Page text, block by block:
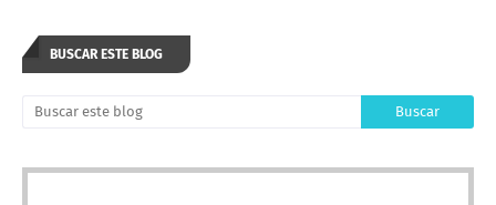
BUSCAR ESTE BLOG